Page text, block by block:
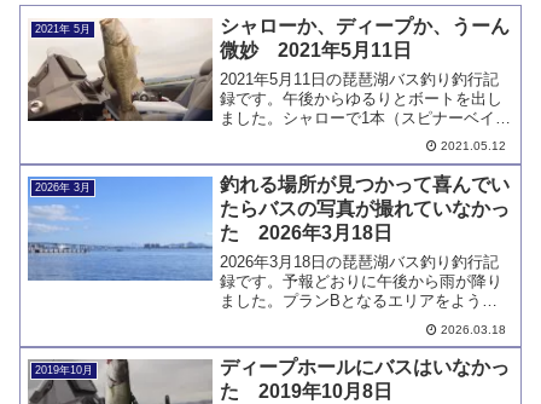
2021年 5月
シャローか、ディープか、うーん
微妙 2021年5月11日
2021年5月11日の琵琶湖バス釣り釣行記
録です。午後からゆるりとボートを出し
ました。シャローで1本（スピナーベイ
ト）、ディープで1本（フットボールヘッ
ド）キャッチしています。どちらもバイ
トは少なく、どっちがいいかは微妙で
す。
2021.05.12
2026年 3月
釣れる場所が見つかって喜んでい
たらバスの写真が撮れていなかっ
た 2026年3月18日
2026年3月18日の琵琶湖バス釣り釣行記
録です。予報どおりに午後から雨が降り
ました。プランBとなるエリアをようや
く見つけ、ぷりぷりのプリスポーンをキ
ャッチしました。喜んでいたらバスの写
真が撮れていないことが分かってがっか
りです。
2026.03.18
2019年10月
ディープホールにバスはいなかっ
た 2019年10月8日